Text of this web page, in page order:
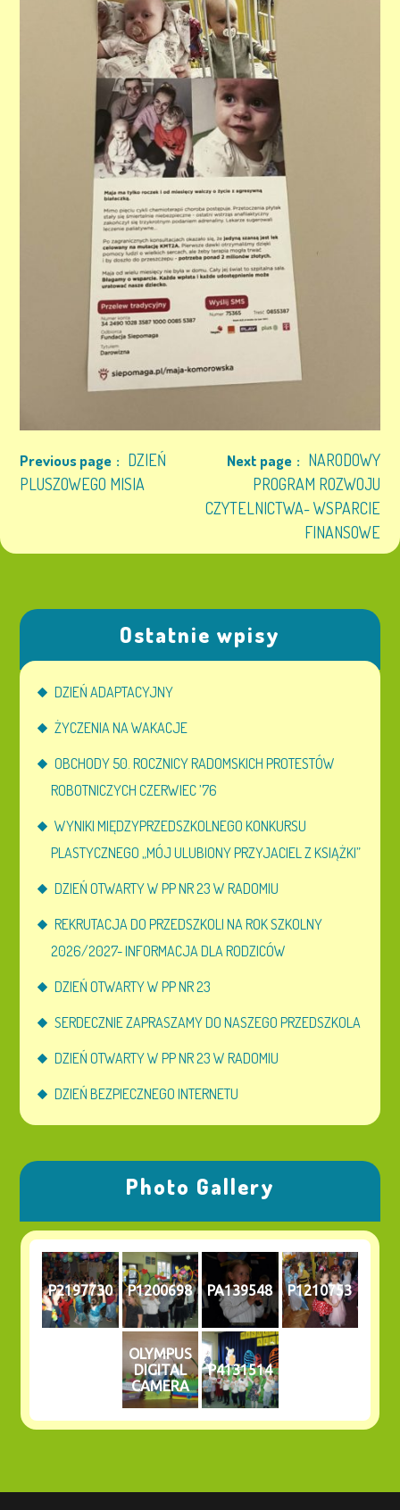
Previous page
DZIEŃ
PLUSZOWEGO MISIA
Next page
NARODOWY
PROGRAM ROZWOJU
CZYTELNICTWA- WSPARCIE
FINANSOWE
Ostatnie wpisy
DZIEŃ ADAPTACYJNY
ŻYCZENIA NA WAKACJE
OBCHODY 50. ROCZNICY RADOMSKICH PROTESTÓW
ROBOTNICZYCH CZERWIEC ’76
WYNIKI MIĘDZYPRZEDSZKOLNEGO KONKURSU
PLASTYCZNEGO „MÓJ ULUBIONY PRZYJACIEL Z KSIĄŻKI”
DZIEŃ OTWARTY W PP NR 23 W RADOMIU
REKRUTACJA DO PRZEDSZKOLI NA ROK SZKOLNY
2026/2027- INFORMACJA DLA RODZICÓW
DZIEŃ OTWARTY W PP NR 23
SERDECZNIE ZAPRASZAMY DO NASZEGO PRZEDSZKOLA
DZIEŃ OTWARTY W PP NR 23 W RADOMIU
DZIEŃ BEZPIECZNEGO INTERNETU
Photo Gallery
P2197730 P1200698 PA139548 P1210753
OLYMPUS
DIGITAL
CAMERA
P4131514